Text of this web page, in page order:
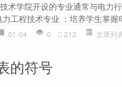
术学院开设的专业通常与电力
力工程技术专业 ：培养学生掌
01-04 0 212 文章列
的符号